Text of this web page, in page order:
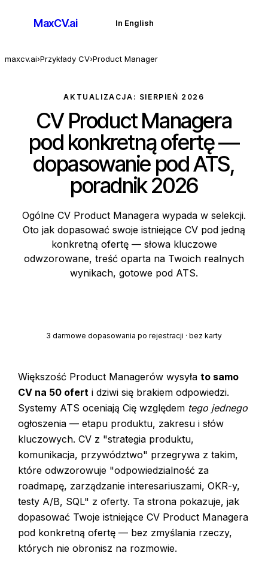
MaxCV.ai In English
maxcv.ai›Przykłady CV›Product Manager
AKTUALIZACJA: SIERPIEŃ 2026
CV Product Managera
pod konkretną ofertę —
dopasowanie pod ATS,
poradnik 2026
Ogólne CV Product Managera wypada w selekcji.
Oto jak dopasować swoje istniejące CV pod jedną
konkretną ofertę — słowa kluczowe
odwzorowane, treść oparta na Twoich realnych
wynikach, gotowe pod ATS.
3 darmowe dopasowania po rejestracji · bez karty
Większość Product Managerów wysyła to samo
CV na 50 ofert i dziwi się brakiem odpowiedzi.
Systemy ATS oceniają Cię względem tego jednego
ogłoszenia — etapu produktu, zakresu i słów
kluczowych. CV z "strategia produktu,
komunikacja, przywództwo" przegrywa z takim,
które odwzorowuje "odpowiedzialność za
roadmapę, zarządzanie interesariuszami, OKR-y,
testy A/B, SQL" z oferty. Ta strona pokazuje, jak
dopasować Twoje istniejące CV Product Managera
pod konkretną ofertę — bez zmyślania rzeczy,
których nie obronisz na rozmowie.